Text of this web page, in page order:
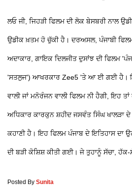
ਲਓ ਜੀ, ਜਿਹੜੀ ਫਿਲਮ ਦੀ ਲੋਕ ਬੇਸਬਰੀ ਨਾਲ
ਉਡੀਕ ਖ਼ਤਮ ਹੋ ਚੁੱਕੀ ਹੈ। ਦਰਅਸਲ, ਪੰਜਾਬੀ
ਅਦਾਕਾਰ, ਗਾਇਕ ਦਿਲਜੀਤ ਦੁਸਾਂਝ ਦੀ ਫਿਲਮ
'ਸਤਲੁਜ') ਆਖਰਕਾਰ Zee5 'ਤੇ ਆ ਈ ਗਈ ਹੈ।
ਵਾਲੀ ਜਾਂ ਮਨੋਰੰਜਨ ਵਾਲੀ ਫਿਲਮ ਨੀ ਹੈਗੀ, ਇਹ
ਅਧਿਕਾਰ ਕਾਰਕੁਨ ਸ਼ਹੀਦ ਜਸਵੰਤ ਸਿੰਘ ਖਾਲੜਾ
ਕਹਾਣੀ ਹੈ। ਇਹ ਫਿਲਮ ਪੰਜਾਬ ਦੇ ਇਤਿਹਾਸ ਦਾ
ਦੀ ਬੜੀ ਕੋਸ਼ਿਸ਼ ਕੀਤੀ ਗਈ। ਜੇ ਤੁਹਾਨੂੰ ਸੱਚਾ, ਹੱਕ-
Posted By Sunita